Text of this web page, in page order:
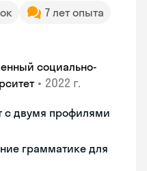
7 лет опыта
социально-
• 2022 г.
с двумя профилями
грамматике для